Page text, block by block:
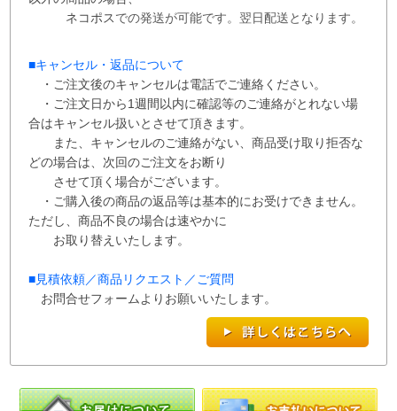
ネコポスでの発送が可能です。 翌日配送となります。
■キャンセル・返品について
・ご注文後のキャンセルは電話でご連絡ください。
・ご注文日から1週間以内に確認等のご連絡がとれない場
合はキャンセル扱いとさせて頂き ます。
また、 キャンセルのご連絡がない、商品受け取り拒否な
どの場合は、次回のご注文をお断り
させて頂く場合がございます。
・ご購入後の商品の返品等は基本的にお受けできません。
ただし、商品不良の場合は速やかに
お取り替えいたします。
■見積依頼／商品リクエスト／ご質問
お問合せフォームよりお願いいたします。